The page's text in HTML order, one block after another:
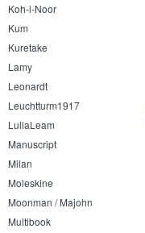
Koh-i-Noor
Kum
Kuretake
Lamy
Leonardt
Leuchtturm1917
LullaLeam
Manuscript
Milan
Moleskine
Moonman / Majohn
Multibook